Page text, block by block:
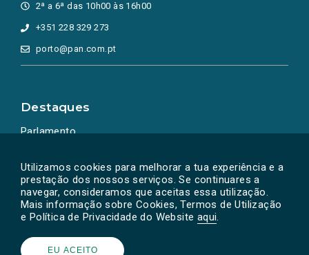
Utilizamos cookies para melhorar a tua experiência e a
prestação dos nossos serviços. Se continuares a
navegar, consideramos que aceitas essa utilização.
Mais informação sobre Cookies, Termos de Utilização
e Política de Privacidade do Website aqui.
EU ACEITO
2ª a 6ª das 10h00 às 16h00
+351 228 329 273
porto@pan.com.pt
Destaques
Parlamento